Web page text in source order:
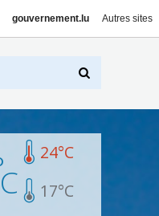
gouvernement.lu Autres sites
24°C
17°C